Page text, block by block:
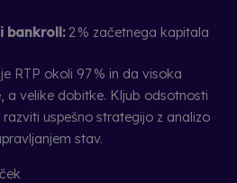
bankroll:2 % začetnega kapitala
RTP okoli 97 % in da visoka
a velike dobitke. Kljub odsotnosti
uspešno strategijo z analizo
stav.